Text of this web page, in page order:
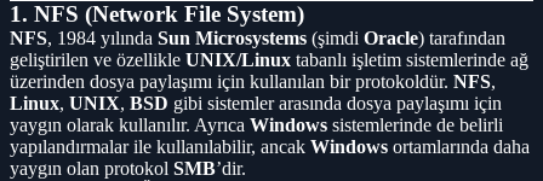
1. NFS (Network File System)
NFS, 1984 yılında Sun Microsystems (şimdi Oracle) tarafından
geliştirilen ve özellikle UNIX/Linux tabanlı işletim sistemlerinde ağ
üzerinden dosya paylaşımı için kullanılan bir protokoldür. NFS,
Linux, UNIX, BSD gibi sistemler arasında dosya paylaşımı için
yaygın olarak kullanılır. Ayrıca Windows sistemlerinde de belirli
yapılandırmalar ile kullanılabilir, ancak Windows ortamlarında daha
yaygın olan protokol SMB’dir.